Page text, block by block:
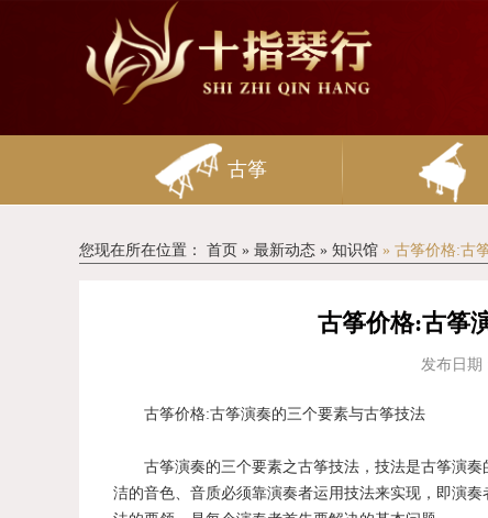
古筝
您现在所在位置： 首页 » 最新动态 » 知识馆 » 古筝价格:古
古筝价格:古筝
发布日期
古筝价格:古筝演奏的三个要素与古筝技法
古筝演奏的三个要素之古筝技法，技法是古筝演奏
洁的音色、音质必须靠演奏者运用技法来实现，即演